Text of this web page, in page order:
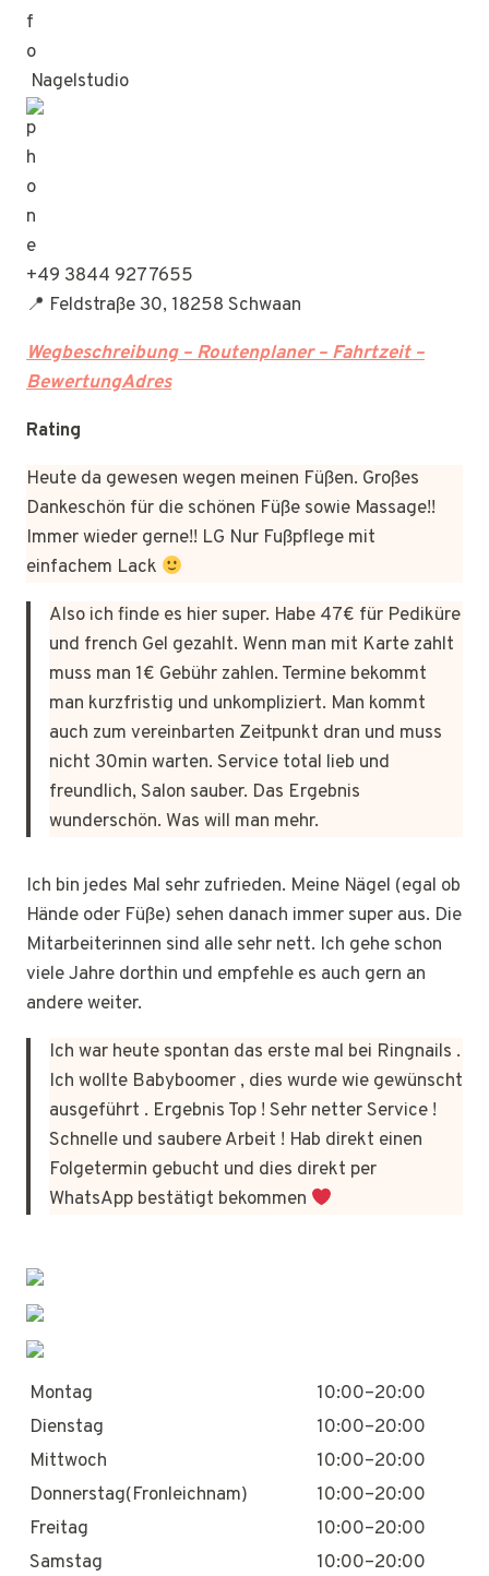
Nagelstudio
+49 3844 9277655
📍 Feldstraße 30, 18258 Schwaan
Wegbeschreibung – Routenplaner – Fahrtzeit –
BewertungAdres
Rating
Heute da gewesen wegen meinen Füßen. Großes
Dankeschön für die schönen Füße sowie Massage!!
Immer wieder gerne!! LG Nur Fußpflege mit
einfachem Lack
Also ich finde es hier super. Habe 47€ für Pediküre
und french Gel gezahlt. Wenn man mit Karte zahlt
muss man 1€ Gebühr zahlen. Termine bekommt
man kurzfristig und unkompliziert. Man kommt
auch zum vereinbarten Zeitpunkt dran und muss
nicht 30min warten. Service total lieb und
freundlich, Salon sauber. Das Ergebnis
wunderschön. Was will man mehr.
Ich bin jedes Mal sehr zufrieden. Meine Nägel (egal ob
Hände oder Füße) sehen danach immer super aus. Die
Mitarbeiterinnen sind alle sehr nett. Ich gehe schon
viele Jahre dorthin und empfehle es auch gern an
andere weiter.
Ich war heute spontan das erste mal bei Ringnails .
Ich wollte Babyboomer , dies wurde wie gewünscht
ausgeführt . Ergebnis Top ! Sehr netter Service !
Schnelle und saubere Arbeit ! Hab direkt einen
Folgetermin gebucht und dies direkt per
WhatsApp bestätigt bekommen
Montag
10:00–20:00
Dienstag
10:00–20:00
Mittwoch
10:00–20:00
Donnerstag(Fronleichnam)
10:00–20:00
Freitag
10:00–20:00
Samstag
10:00–20:00